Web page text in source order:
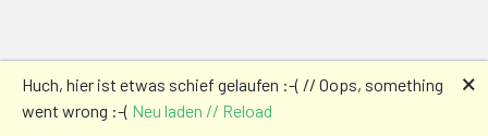
Huch, hier ist etwas schief gelaufen :-( // Oops, something
went wrong :-( Neu laden // Reload
🗙